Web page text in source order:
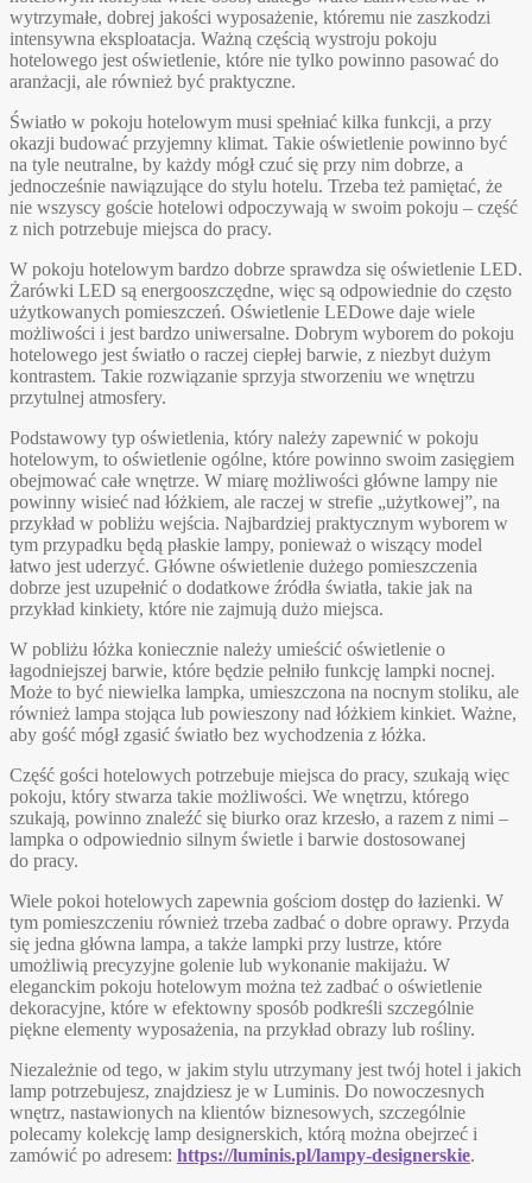
wytrzymałe, dobrej jakości wyposażenie, któremu nie zaszkodzi
intensywna eksploatacja. Ważną częścią wystroju pokoju
hotelowego jest oświetlenie, które nie tylko powinno pasować do
aranżacji, ale również być praktyczne.
Światło w pokoju hotelowym musi spełniać kilka funkcji, a przy
okazji budować przyjemny klimat. Takie oświetlenie powinno być
na tyle neutralne, by każdy mógł czuć się przy nim dobrze, a
jednocześnie nawiązujące do stylu hotelu. Trzeba też pamiętać, że
nie wszyscy goście hotelowi odpoczywają w swoim pokoju – część
z nich potrzebuje miejsca do pracy.
W pokoju hotelowym bardzo dobrze sprawdza się oświetlenie LED.
Żarówki LED są energooszczędne, więc są odpowiednie do często
użytkowanych pomieszczeń. Oświetlenie LEDowe daje wiele
możliwości i jest bardzo uniwersalne. Dobrym wyborem do pokoju
hotelowego jest światło o raczej ciepłej barwie, z niezbyt dużym
kontrastem. Takie rozwiązanie sprzyja stworzeniu we wnętrzu
przytulnej atmosfery.
Podstawowy typ oświetlenia, który należy zapewnić w pokoju
hotelowym, to oświetlenie ogólne, które powinno swoim zasięgiem
obejmować całe wnętrze. W miarę możliwości główne lampy nie
powinny wisieć nad łóżkiem, ale raczej w strefie „użytkowej”, na
przykład w pobliżu wejścia. Najbardziej praktycznym wyborem w
tym przypadku będą płaskie lampy, ponieważ o wiszący model
łatwo jest uderzyć. Główne oświetlenie dużego pomieszczenia
dobrze jest uzupełnić o dodatkowe źródła światła, takie jak na
przykład kinkiety, które nie zajmują dużo miejsca.
W pobliżu łóżka koniecznie należy umieścić oświetlenie o
łagodniejszej barwie, które będzie pełniło funkcję lampki nocnej.
Może to być niewielka lampka, umieszczona na nocnym stoliku, ale
również lampa stojąca lub powieszony nad łóżkiem kinkiet. Ważne,
aby gość mógł zgasić światło bez wychodzenia z łóżka.
Część gości hotelowych potrzebuje miejsca do pracy, szukają więc
pokoju, który stwarza takie możliwości. We wnętrzu, którego
szukają, powinno znaleźć się biurko oraz krzesło, a razem z nimi –
lampka o odpowiednio silnym świetle i barwie dostosowanej
do pracy.
Wiele pokoi hotelowych zapewnia gościom dostęp do łazienki. W
tym pomieszczeniu również trzeba zadbać o dobre oprawy. Przyda
się jedna główna lampa, a także lampki przy lustrze, które
umożliwią precyzyjne golenie lub wykonanie makijażu. W
eleganckim pokoju hotelowym można też zadbać o oświetlenie
dekoracyjne, które w efektowny sposób podkreśli szczególnie
piękne elementy wyposażenia, na przykład obrazy lub rośliny.
Niezależnie od tego, w jakim stylu utrzymany jest twój hotel i jakich
lamp potrzebujesz, znajdziesz je w Luminis. Do nowoczesnych
wnętrz, nastawionych na klientów biznesowych, szczególnie
polecamy kolekcję lamp designerskich, którą można obejrzeć i
zamówić po adresem: https://luminis.pl/lampy-designerskie.